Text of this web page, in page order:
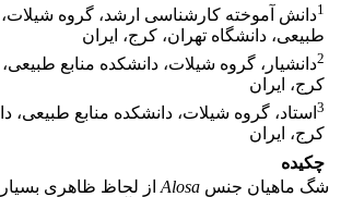
1دانش آموخته کارشناسی ارشد، گروه شیلات،
طبیعی، دانشگاه تهران، کرج، ایران
2دانشیار، گروه شیلات، دانشکده منابع طبیعی،
کرج، ایران
3 استاد، گروه شیلات، دانشکده منابع طبیعی،
کرج، ایران
چکیده
شگ ماهیان جنس Alosa از لحاظ ظاهری